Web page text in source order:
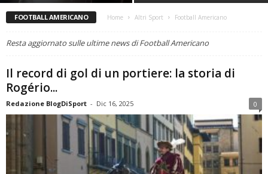
FOOTBALL AMERICANO Home Altri Sport Football Americano
Resta aggiornato sulle ultime news di Football Americano
Il record di gol di un portiere: la storia di
Rogério...
Redazione BlogDiSport - Dic 16, 2025 0